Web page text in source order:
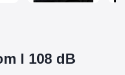
I 108 dB